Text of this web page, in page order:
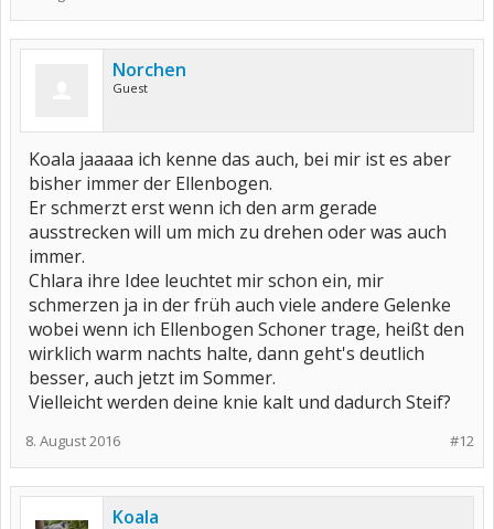
Norchen
Guest
Koala jaaaaa ich kenne das auch, bei mir ist es aber
bisher immer der Ellenbogen.
Er schmerzt erst wenn ich den arm gerade
ausstrecken will um mich zu drehen oder was auch
immer.
Chlara ihre Idee leuchtet mir schon ein, mir
schmerzen ja in der früh auch viele andere Gelenke
wobei wenn ich Ellenbogen Schoner trage, heißt den
wirklich warm nachts halte, dann geht's deutlich
besser, auch jetzt im Sommer.
Vielleicht werden deine knie kalt und dadurch Steif?
#12
8. August 2016
Koala